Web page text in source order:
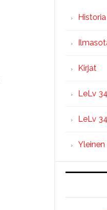
Historia
Kirjat
LeLv 34
LeLv
Yleinen